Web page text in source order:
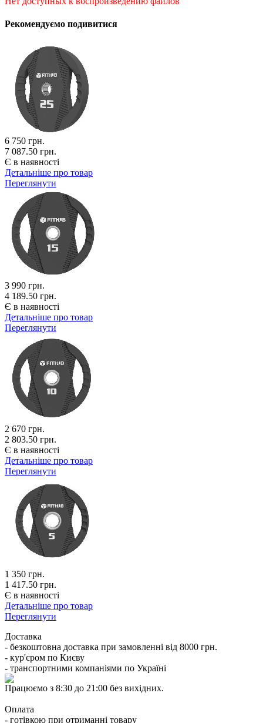
Рекомендуємо подивитися
6 750 грн.
7 087.50 грн.
Є в наявності
Детальніше про товар
Переглянути
3 990 грн.
4 189.50 грн.
Є в наявності
Детальніше про товар
Переглянути
2 670 грн.
2 803.50 грн.
Є в наявності
Детальніше про товар
Переглянути
1 350 грн.
1 417.50 грн.
Є в наявності
Детальніше про товар
Переглянути
Доставка
- безкоштовна доставка при замовленні від 8000 грн.
- кур'єром по Києву
- транспортними компаніями по Україні
Працюємо з 8:30 до 21:00 без вихідних.
Оплата
- готівкою при отриманні товару